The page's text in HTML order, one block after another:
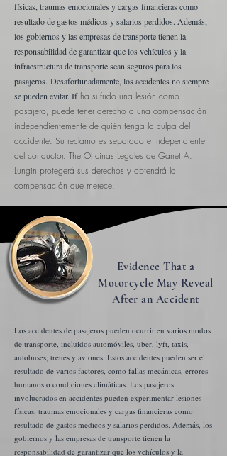
físicas, traumas emocionales y cargas financieras como
resultado de gastos médicos y salarios perdidos. Además,
los gobiernos y las empresas de transporte tienen la
responsabilidad de garantizar que los vehículos y la
infraestructura de transporte sean seguros para los
pasajeros. Desafortunadamente, los accidentes no siempre
se pueden evitar. If ha sufrido una lesión como
pasajero, puede tener derecho a una compensación
independientemente de quién tenga la culpa del
accidente. Su reclamo es separado e independiente
del conductor. The Oficinas Legales de Garret A.
Lungin protegerá sus derechos y obtendrá la
compensación que merece.
Evidence That a
Motorcycle May Reveal
After an Accident
Los accidentes de pasajeros pueden ocurrir en varios modos
de transporte, incluidos automóviles, uber, lyft, taxis,
autobuses, trenes y aviones. Estos accidentes pueden ser el
resultado de varios factores, como fallas mecánicas, errores
humanos o condiciones climáticas. Los pasajeros
involucrados en accidentes pueden experimentar lesiones
físicas, traumas emocionales y cargas financieras como
resultado de gastos médicos y salarios perdidos. Además, los
gobiernos y las empresas de transporte tienen la
responsabilidad de garantizar que los vehículos y la